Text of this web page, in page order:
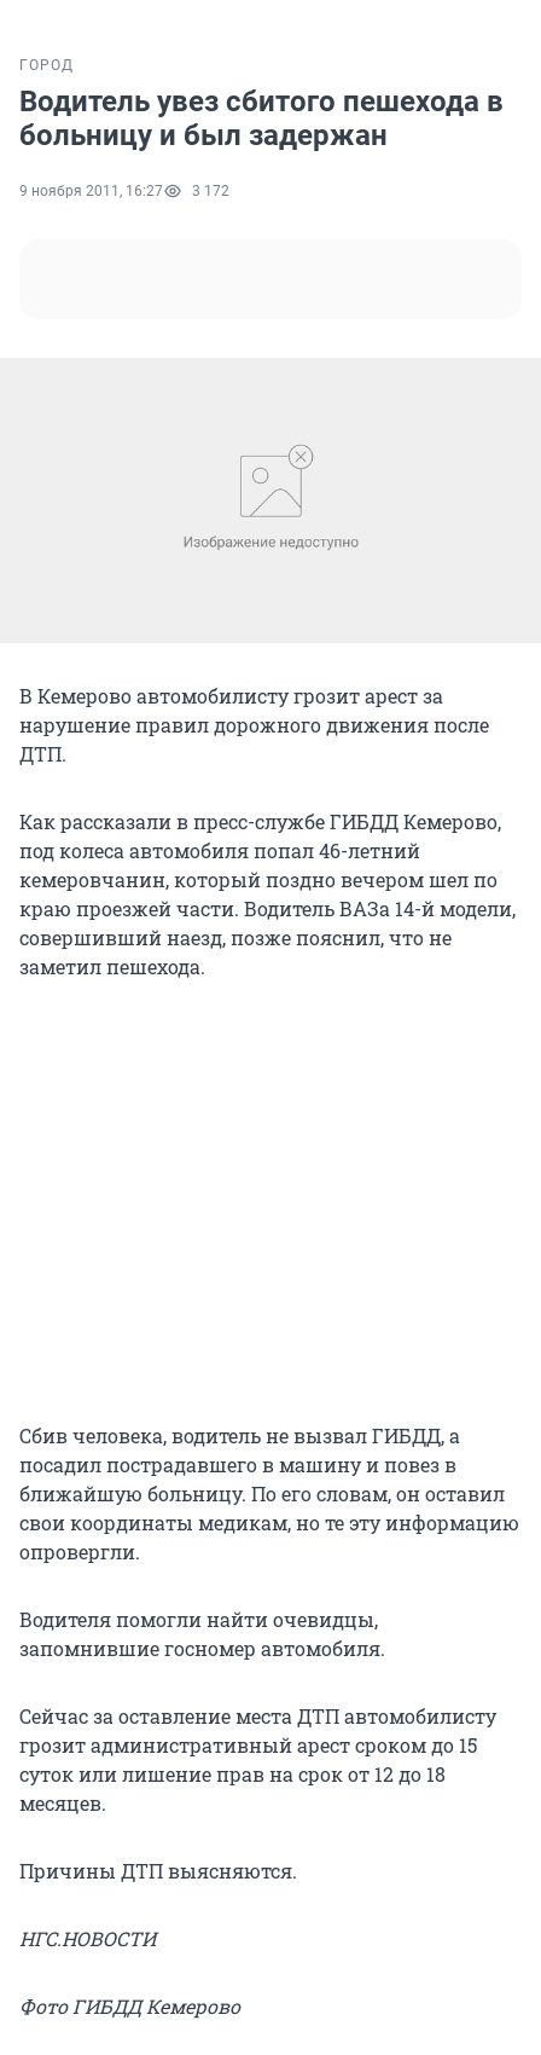
ГОРОД
Водитель увез сбитого пешехода в
больницу и был задержан
9 ноября 2011, 16:27 3 172
В Кемерово автомобилисту грозит арест за
нарушение правил дорожного движения после
ДТП.
Как рассказали в пресс-службе ГИБДД Кемерово,
под колеса автомобиля попал 46-летний
кемеровчанин, который поздно вечером шел по
краю проезжей части. Водитель ВАЗа 14-й модели,
совершивший наезд, позже пояснил, что не
заметил пешехода.
Сбив человека, водитель не вызвал ГИБДД, а
посадил пострадавшего в машину и повез в
ближайшую больницу. По его словам, он оставил
свои координаты медикам, но те эту информацию
опровергли.
Водителя помогли найти очевидцы,
запомнившие госномер автомобиля.
Сейчас за оставление места ДТП автомобилисту
грозит административный арест сроком до 15
суток или лишение прав на срок от 12 до 18
месяцев.
Причины ДТП выясняются.
НГС.НОВОСТИ
Фото ГИБДД Кемерово